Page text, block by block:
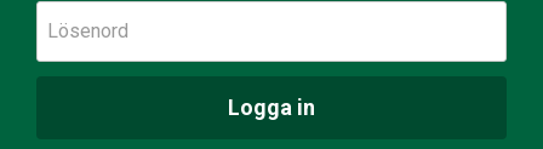
Lösenord
Logga in